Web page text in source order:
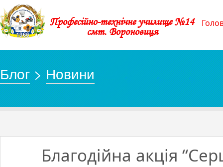
Професійно-технічне училище №14
смт. Вороновиця
Блог>Новини
Благодійна акція